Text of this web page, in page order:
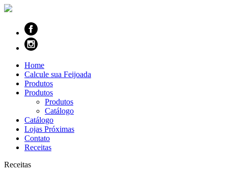
Home
Calcule sua Feijoada
Produtos
Produtos
Produtos
Catálogo
Catálogo
Lojas Próximas
Contato
Receitas
Receitas